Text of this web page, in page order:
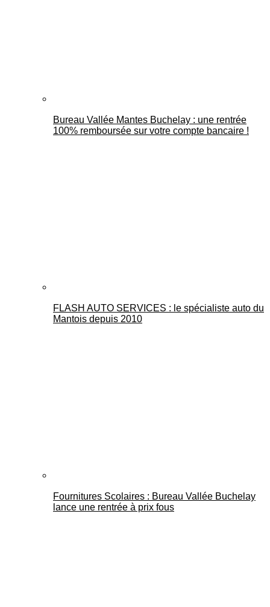
Bureau Vallée Mantes Buchelay : une rentrée
100% remboursée sur votre compte bancaire !
FLASH AUTO SERVICES : le spécialiste auto du
Mantois depuis 2010
Fournitures Scolaires : Bureau Vallée Buchelay
lance une rentrée à prix fous